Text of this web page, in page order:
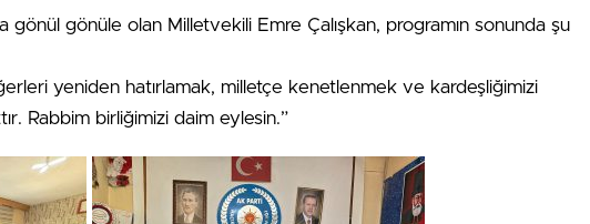
gönül gönüle olan Milletvekili Emre Çalışkan, programın sonunda şu
yeniden hatırlamak, milletçe kenetlenmek ve kardeşliğimizi
Rabbim birliğimizi daim eylesin.”